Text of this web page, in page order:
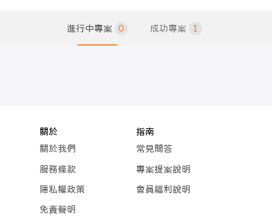
進行中專案 0 成功專案 1
關於
關於我們
服務條款
隱私權政策
免責聲明
指南
常見問答
專案提案說明
會員福利說明